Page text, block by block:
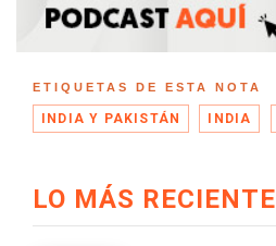
ETIQUETAS DE ESTA NOTA
INDIA Y PAKISTÁN INDIA
LO MÁS RECIENTE